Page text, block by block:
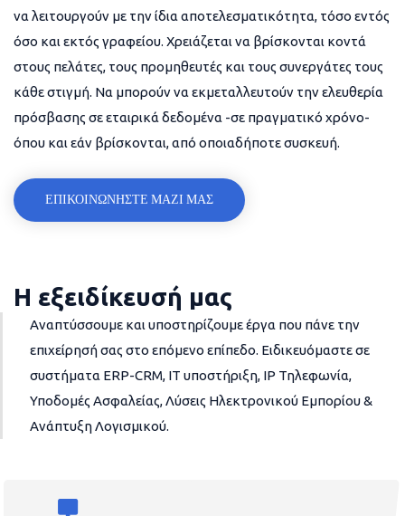
να λειτουργούν με την ίδια αποτελεσματικότητα, τόσο εντός
όσο και εκτός γραφείου. Χρειάζεται να βρίσκονται κοντά
στους πελάτες, τους προμηθευτές και τους συνεργάτες τους
κάθε στιγμή. Να μπορούν να εκμεταλλευτούν την ελευθερία
πρόσβασης σε εταιρικά δεδομένα -σε πραγματικό χρόνο-
όπου και εάν βρίσκονται, από οποιαδήποτε συσκευή.
ΕΠΙΚΟΙΝΩΝΗΣΤΕ ΜΑΖΙ ΜΑΣ
Η εξειδίκευσή μας
Αναπτύσσουμε και υποστηρίζουμε έργα που πάνε την
επιχείρησή σας στο επόμενο επίπεδο. Ειδικευόμαστε σε
συστήματα ERP-CRM, IT υποστήριξη, IP Τηλεφωνία,
Υποδομές Ασφαλείας, Λύσεις Ηλεκτρονικού Εμπορίου &
Ανάπτυξη Λογισμικού.